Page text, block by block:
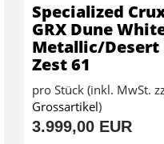
Specialized
GRX Dune
Metallic/
Zest 61
pro Stück (inkl. MwSt.
Grossartikel)
3.999,00 EUR